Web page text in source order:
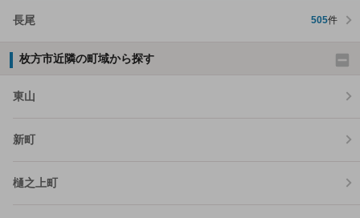
長尾 505件
枚方市近隣の町域から探す
東山
新町
樋之上町